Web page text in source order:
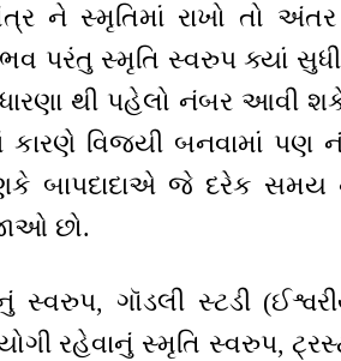
ને સ્મૃતિમાં રાખો તો
પરંતુ સ્મૃતિ સ્વરુપ ક્યાં
થી પહેલો નંબર આવી
કારણે વિજયી બનવામાં
બાપદાદાએ જે દરેક સમય
છો.
સ્વરુપ, ગૉડલી સ્ટડી
રહેવાનું સ્મૃતિ સ્વરુપ,